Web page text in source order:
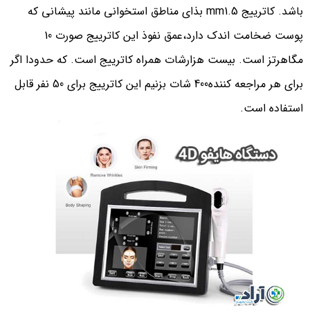
باشد. کاترییج mm1.5 بذای مناطق استخوانی مانند پیشانی که
پوست ضخامت اندک دارد،عمق نفوذ این کاترییج صورت 10
مگاهرتز است. بیست هزارشات همراه کاترییج است. که حدودا اگر
برای هر مراجعه کننده400 شات بزنیم این کاترییج برای 50 نفر قابل
استفاده است.